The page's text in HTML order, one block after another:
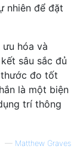
nhiên để đặt
hóa và
sâu sắc đủ
đo tốt
là một biện
trí thông
— Matthew Graves